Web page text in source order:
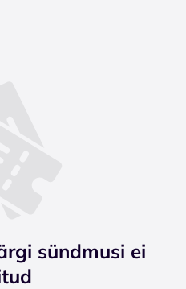
sündmusi ei